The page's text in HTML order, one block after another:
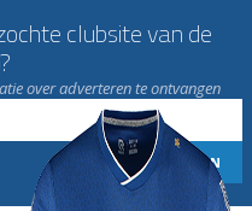
clubsite van de
over adverteren te ontvangen